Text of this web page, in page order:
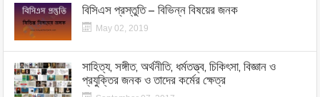
বিসিএস প্রস্তুতি – বিভিন্ন বিষয়ের জনক
May 02, 2019
সাহিত্য, সঙ্গীত, অর্থনীতি, ধর্মতত্ত্ব, চিকিৎসা, বিজ্ঞান ও
প্রযুক্তির জনক ও তাদের কর্মের ক্ষেত্র